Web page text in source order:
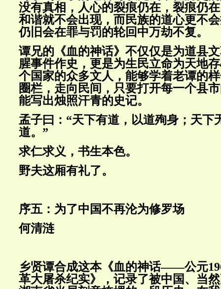
没有真相，人心的裂痕仍在，裂痕仍
和谐就不会出现，而民族的道心更不
仍旧会在罪与罚的轮回中万劫不复。
谭兄的《血的神话》不仅仅是为道县
腥事件作史，更是为生民立命为天地
个国家的众多文人，能够学着老谭的
圈栏，走向民间，只要打开每一个县
能写出烛照汗青的史记。
孟子曰：“天下有道，以道殉身；天下
道。”
求仁求义，书生本色。
野夫这厢有礼了。
序五：为了中国不再沦为修罗场
何清涟
乡贤谭合成这本《血的神话——公元
革大屠杀纪实》，记录了被中国、当